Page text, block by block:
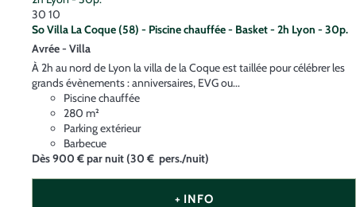
30 10
So Villa La Coque (58) - Piscine chauffée - Basket - 2h Lyon - 30p.
Avrée - Villa
À 2h au nord de Lyon la villa de la Coque est taillée pour célébrer les
grands évènements : anniversaires, EVG ou...
Piscine chauffée
280 m²
Parking extérieur
Barbecue
Dès900 €par nuit(30 € pers./nuit)
+ INFO